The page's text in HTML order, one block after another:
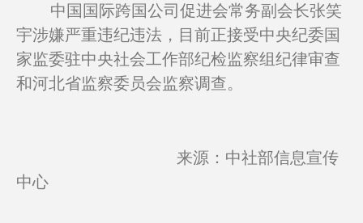
中国国际跨国公司促进会常务副会长张笑
宇涉嫌严重违纪违法，目前正接受中央纪委国
家监委驻中央社会工作部纪检监察组纪律审查
和河北省监察委员会监察调查。
来源：中社部信息宣传
中心